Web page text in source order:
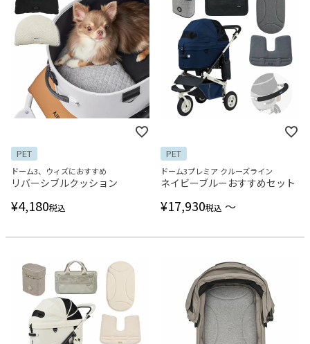
PET
ドーム3、ウィズにおすすめ
リバーシブルクッション
¥4,180税込
PET
ドーム3プレミア クルーズライン
ネイビーブルーおすすめセット
¥17,930税込 〜